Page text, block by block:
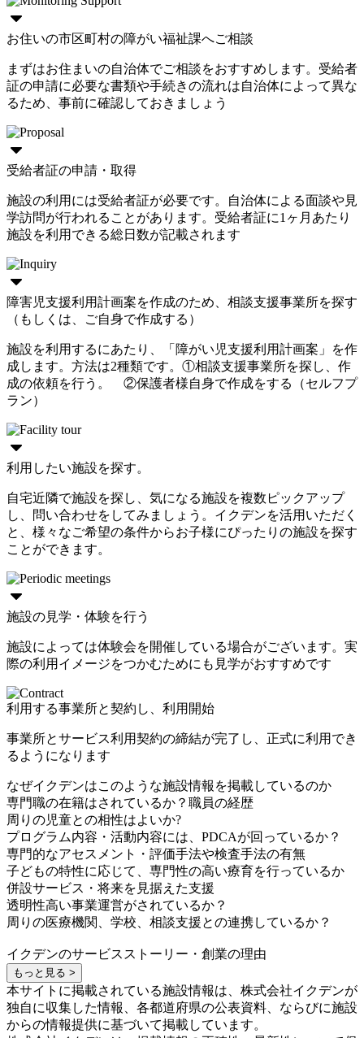
お住いの市区町村の障がい福祉課へご相談
まずはお住まいの自治体でご相談をおすすめします。受給者
証の申請に必要な書類や手続きの流れは自治体によって異な
るため、事前に確認しておきましょう
受給者証の申請・取得
施設の利用には受給者証が必要です。自治体による面談や見
学訪問が行われることがあります。受給者証に1ヶ月あたり
施設を利用できる総日数が記載されます
障害児支援利用計画案を作成のため、相談支援事業所を探す
（もしくは、ご自身で作成する）
施設を利用するにあたり、「障がい児支援利用計画案」を作
成します。方法は2種類です。①相談支援事業所を探し、作
成の依頼を行う。 ②保護者様自身で作成をする（セルフプ
ラン）
利用したい施設を探す。
自宅近隣で施設を探し、気になる施設を複数ピックアップ
し、問い合わせをしてみましょう。イクデンを活用いただく
と、様々なご希望の条件からお子様にぴったりの施設を探す
ことができます。
施設の見学・体験を行う
施設によっては体験会を開催している場合がございます。実
際の利用イメージをつかむためにも見学がおすすめです
利用する事業所と契約し、利用開始
事業所とサービス利用契約の締結が完了し、正式に利用でき
るようになります
なぜイクデンはこのような施設情報を掲載しているのか
専門職の在籍はされているか？職員の経歴
周りの児童との相性はよいか?
プログラム内容・活動内容には、PDCAが回っているか？
専門的なアセスメント・評価手法や検査手法の有無
子どもの特性に応じて、専門性の高い療育を行っているか
併設サービス・将来を見据えた支援
透明性高い事業運営がされているか？
周りの医療機関、学校、相談支援との連携しているか？
イクデンのサービスストーリー・創業の理由
もっと見る >
本サイトに掲載されている施設情報は、株式会社イクデンが
独自に収集した情報、各都道府県の公表資料、ならびに施設
からの情報提供に基づいて掲載しています。